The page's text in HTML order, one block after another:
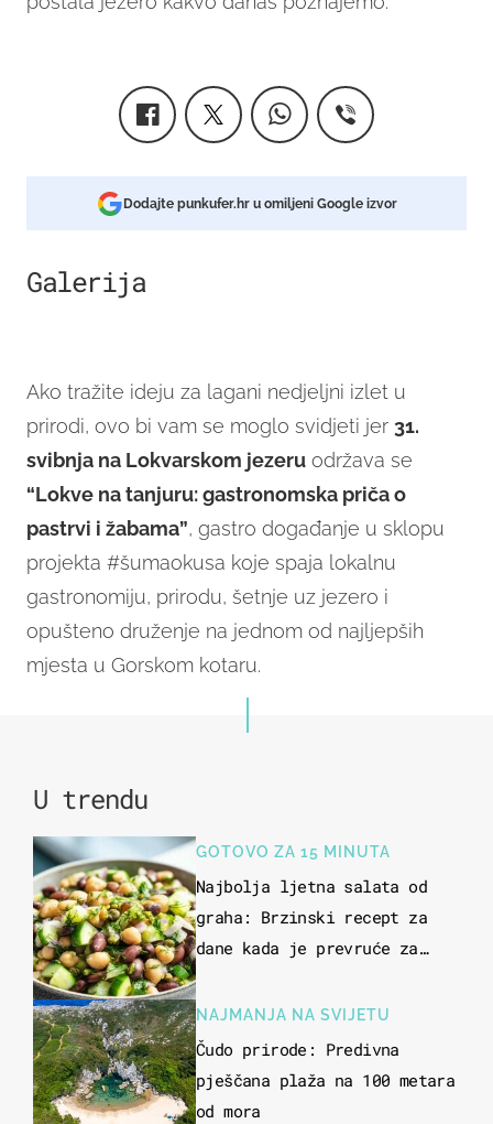
Dodajte punkufer.hr u omiljeni Google izvor
Galerija
Ako tražite ideju za lagani nedjeljni izlet u
prirodi, ovo bi vam se moglo svidjeti jer 31.
svibnja na Lokvarskom jezeru održava se
“Lokve na tanjuru: gastronomska priča o
pastrvi i žabama”, gastro događanje u sklopu
projekta #šumaokusa koje spaja lokalnu
gastronomiju, prirodu, šetnje uz jezero i
opušteno druženje na jednom od najljepših
mjesta u Gorskom kotaru.
U trendu
GOTOVO ZA 15 MINUTA
Najbolja ljetna salata od
graha: Brzinski recept za
dane kada je prevruće za
NAJMANJA NA SVIJETU
Čudo prirode: Predivna
pješčana plaža na 100 metara
od mora